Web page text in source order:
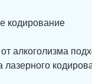
кодирование
алкоголизма
лазерного